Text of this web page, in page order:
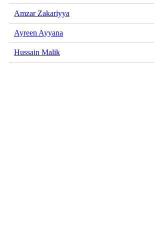
Amzar Zakariyya
Ayreen Ayyana
Hussain Malik